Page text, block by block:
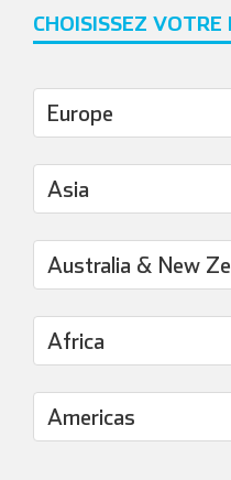
CHOISISSEZ VOTRE